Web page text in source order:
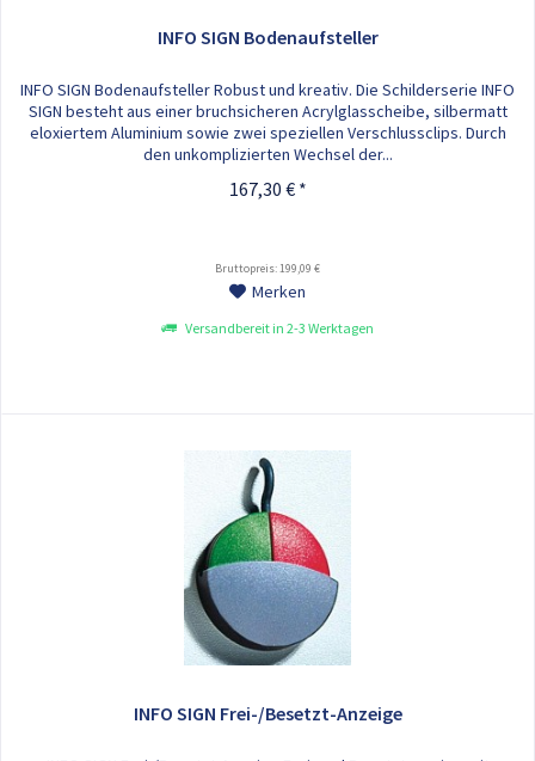
INFO SIGN Bodenaufsteller
INFO SIGN Bodenaufsteller Robust und kreativ. Die Schilderserie INFO
SIGN besteht aus einer bruchsicheren Acrylglasscheibe, silbermatt
eloxiertem Aluminium sowie zwei speziellen Verschlussclips. Durch
den unkomplizierten Wechsel der...
167,30 € *
Bruttopreis: 199,09 €
Merken
Versandbereit in 2-3 Werktagen
INFO SIGN Frei-/Besetzt-Anzeige